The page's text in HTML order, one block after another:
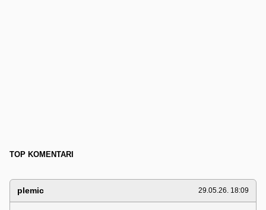
TOP KOMENTARI
plemic 29.05.26. 18:09